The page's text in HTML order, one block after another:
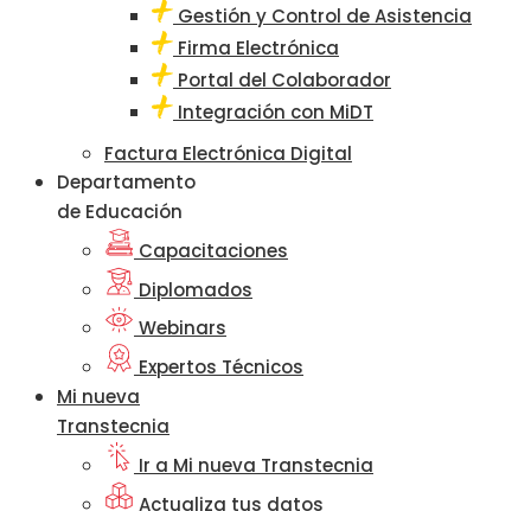
Gestión y Control de Asistencia
Firma Electrónica
Portal del Colaborador
Integración con MiDT
Factura Electrónica Digital
Departamento
de Educación
Capacitaciones
Diplomados
Webinars
Expertos Técnicos
Mi nueva
Transtecnia
Ir a Mi nueva Transtecnia
Actualiza tus datos